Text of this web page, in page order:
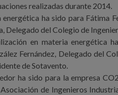
realizadas durante 2014.
ha sido para Fátima
Delegado del Colegio de
en materia energética
Fernández, Delegado del
de Sotavento.
ha sido para la empresa
de Ingenieros